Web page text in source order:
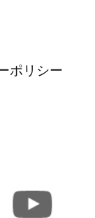
ポリシー